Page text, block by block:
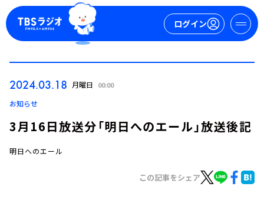
ログイン
2024.03.18 月曜日 00:00
お知らせ
3月16日放送分「明日へのエール」放送後記
明日へのエール
この記事をシェア